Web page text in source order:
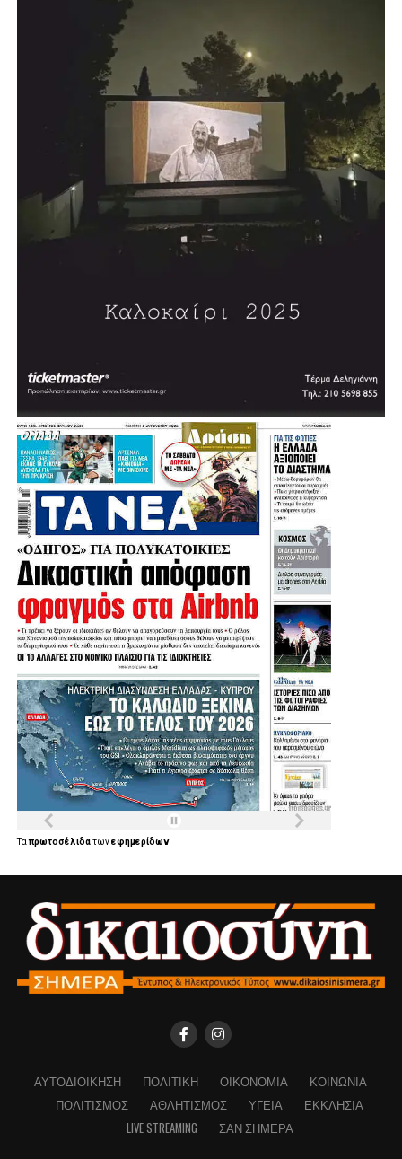
Ταπρωτοσέλιδατωνεφημερίδων
ΑΥΤΟΔΙΟΊΚΗΣΗ ΠΟΛΙΤΙΚΉ ΟΙΚΟΝΟΜΊΑ
ΚΟΙΝΩΝΊΑ
ΠΟΛΙΤΙΣΜΌΣ
ΑΘΛΗΤΙΣΜΌΣ ΥΓΕΊΑ
ΕΚΚΛΗΣΊΑ
LIVE STREAMING
ΣΑΝ ΣΉΜΕΡΑ